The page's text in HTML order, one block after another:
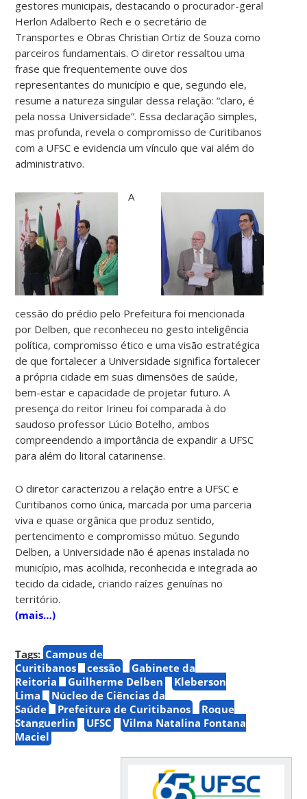
gestores municipais, destacando o procurador-geral
Herlon Adalberto Rech e o secretário de
Transportes e Obras Christian Ortiz de Souza como
parceiros fundamentais. O diretor ressaltou uma
frase que frequentemente ouve dos
representantes do município e que, segundo ele,
resume a natureza singular dessa relação: “claro, é
pela nossa Universidade”. Essa declaração simples,
mas profunda, revela o compromisso de Curitibanos
com a UFSC e evidencia um vínculo que vai além do
administrativo.
A
cessão do prédio pelo Prefeitura foi mencionada
por Delben, que reconheceu no gesto inteligência
política, compromisso ético e uma visão estratégica
de que fortalecer a Universidade significa fortalecer
a própria cidade em suas dimensões de saúde,
bem-estar e capacidade de projetar futuro. A
presença do reitor Irineu foi comparada à do
saudoso professor Lúcio Botelho, ambos
compreendendo a importância de expandir a UFSC
para além do litoral catarinense.
O diretor caracterizou a relação entre a UFSC e
Curitibanos como única, marcada por uma parceria
viva e quase orgânica que produz sentido,
pertencimento e compromisso mútuo. Segundo
Delben, a Universidade não é apenas instalada no
município, mas acolhida, reconhecida e integrada ao
tecido da cidade, criando raízes genuínas no
território.
(mais…)
Tags: Campus de
Curitibanos
cessão
Gabinete da
Reitoria
Guilherme Delben
Kleberson
Lima
Núcleo de Ciências da
Saúde
Prefeitura de Curitibanos
Roque
Stanguerlin
UFSC
Vilma Natalina Fontana
Maciel